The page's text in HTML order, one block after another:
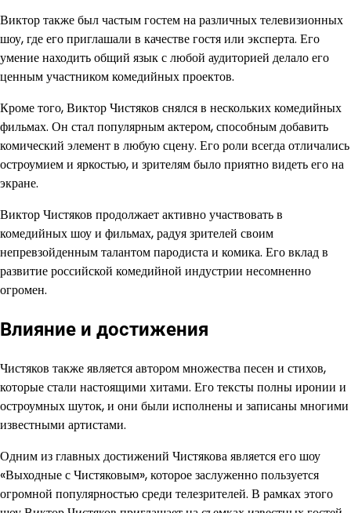
Виктор также был частым гостем на различных телевизионных
шоу, где его приглашали в качестве гостя или эксперта. Его
умение находить общий язык с любой аудиторией делало его
ценным участником комедийных проектов.
Кроме того, Виктор Чистяков снялся в нескольких комедийных
фильмах. Он стал популярным актером, способным добавить
комический элемент в любую сцену. Его роли всегда отличались
остроумием и яркостью, и зрителям было приятно видеть его на
экране.
Виктор Чистяков продолжает активно участвовать в
комедийных шоу и фильмах, радуя зрителей своим
непревзойденным талантом пародиста и комика. Его вклад в
развитие российской комедийной индустрии несомненно
огромен.
Влияние и достижения
Чистяков также является автором множества песен и стихов,
которые стали настоящими хитами. Его тексты полны иронии и
остроумных шуток, и они были исполнены и записаны многими
известными артистами.
Одним из главных достижений Чистякова является его шоу
«Выходные с Чистяковым», которое заслуженно пользуется
огромной популярностью среди телезрителей. В рамках этого